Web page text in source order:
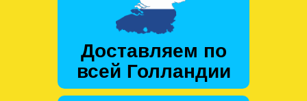
Доставляем по
всей Голландии